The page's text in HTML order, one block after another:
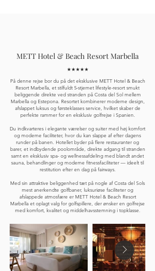
METT Hotel & Beach Resort Marbella
★★★★★
På denne rejse bor du på det eksklusive METT Hotel & Beach
Resort Marbella, et stilfuldt 5-stjernet lifestyle-resort smukt
beliggende direkte ved stranden på Costa del Sol mellem
Marbella og Estepona. Resortet kombinerer moderne design,
afslappet luksus og førsteklasses service, hvilket skaber de
perfekte rammer for en eksklusiv golfrejse i Spanien.
Du indkvarteres i elegante værelser og suiter med høj komfort
og moderne faciliteter, hvor du kan slappe af efter dagens
runder på banen. Hotellet byder på flere restauranter og
barer, et indbydende poolområde, direkte adgang til stranden
samt en eksklusiv spa- og wellnessafdeling med blandt andet
sauna, behandlinger og moderne fitnessfaciliteter — ideelt til
restitution efter en dag på fairways.
Med sin attraktive beliggenhed tæt på nogle af Costa del Sols
mest anerkendte golfbaner, luksuriøse faciliteter og
afslappede atmosfære er METT Hotel & Beach Resort
Marbella et oplagt valg for golfspillere, der ønsker en golfrejse
med komfort, kvalitet og middelhavsstemning i topklasse.